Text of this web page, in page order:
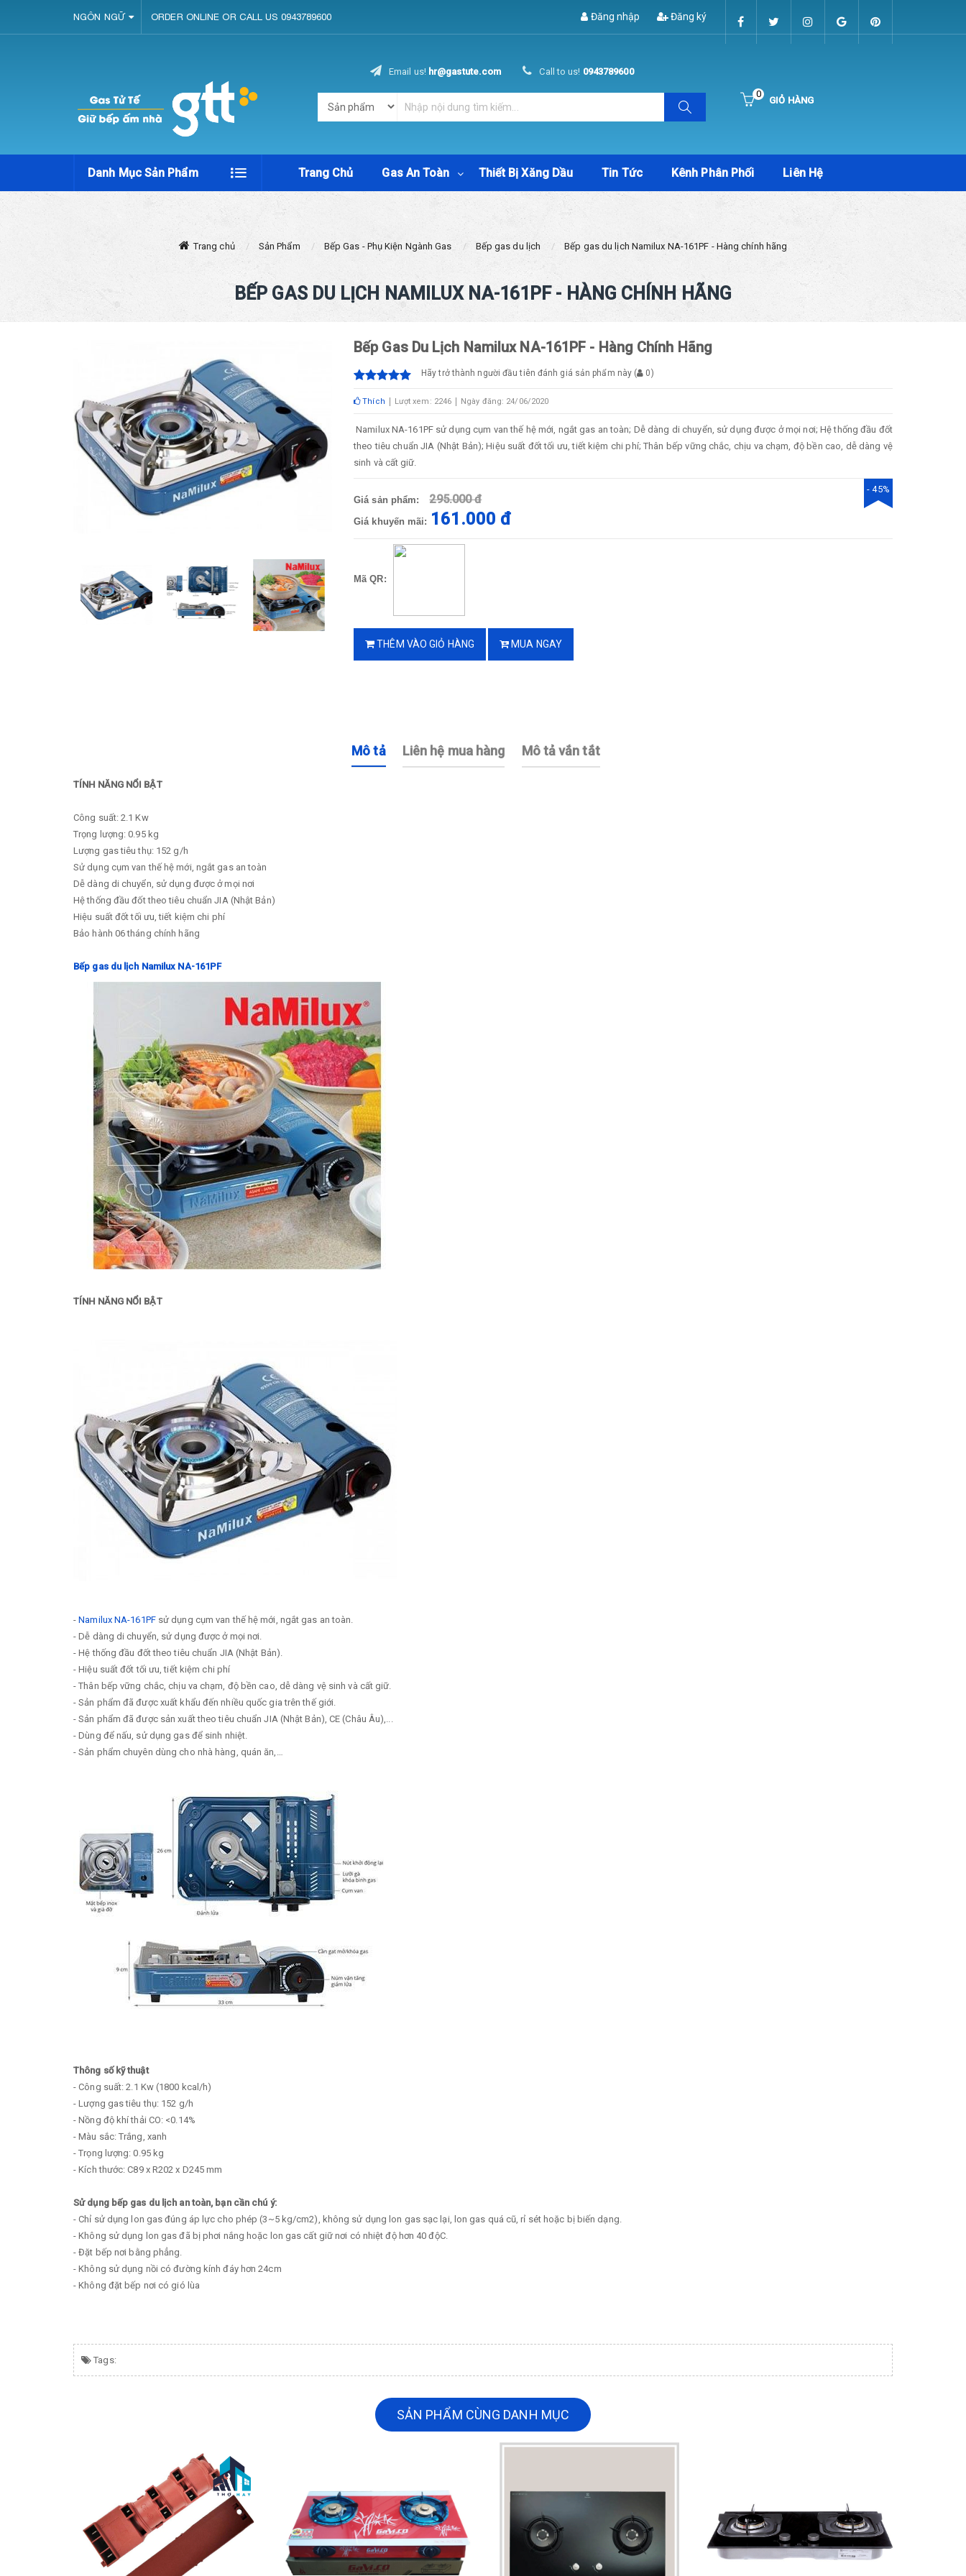
NGÔN NGỮ ORDER ONLINE OR CALL US 0943789600 Đăng nhập Đăng ký
Email us! hr@gastute.com Call to us! 0943789600
GIỎ HÀNG
0
Danh Mục Sản Phẩm Trang Chủ Gas An Toàn Thiết Bị Xăng Dầu Tin Tức Kênh Phân Phối Liên Hệ
Trang chủ Sản Phẩm Bếp Gas - Phụ Kiện Ngành Gas Bếp gas du lịch Bếp gas du lịch Namilux NA-161PF - Hàng chính hãng
BẾP GAS DU LỊCH NAMILUX NA-161PF - HÀNG CHÍNH HÃNG
Bếp Gas Du Lịch Namilux NA-161PF - Hàng Chính Hãng
Hãy trở thành người đầu tiên đánh giá sản phẩm này ( 0)
Thích Lượt xem: 2246 Ngày đăng: 24/06/2020
Namilux NA-161PF sử dụng cụm van thế hệ mới, ngắt gas an toàn; Dễ dàng di chuyển, sử dụng được ở mọi nơi; Hệ thống đầu đốt
theo tiêu chuẩn JIA (Nhật Bản); Hiệu suất đốt tối ưu, tiết kiệm chi phí; Thân bếp vững chắc, chịu va chạm, độ bền cao, dễ dàng vệ
sinh và cất giữ.
Giá sản phẩm: 295.000 đ
Giá khuyến mãi: 161.000 đ
- 45%
Mã QR:
THÊM VÀO GIỎ HÀNG MUA NGAY
Mô tả Liên hệ mua hàng Mô tả vắn tắt
TÍNH NĂNG NỔI BẬT
Công suất: 2.1 Kw
Trọng lượng: 0.95 kg
Lượng gas tiêu thụ: 152 g/h
Sử dụng cụm van thế hệ mới, ngắt gas an toàn
Dễ dàng di chuyển, sử dụng được ở mọi nơi
Hệ thống đầu đốt theo tiêu chuẩn JIA (Nhật Bản)
Hiệu suất đốt tối ưu, tiết kiệm chi phí
Bảo hành 06 tháng chính hãng
Bếp gas du lịch Namilux NA-161PF
TÍNH NĂNG NỔI BẬT
-Namilux NA-161PFsử dụng cụm van thế hệ mới, ngắt gas an toàn.
- Dễ dàng di chuyển, sử dụng được ở mọi nơi.
- Hệ thống đầu đốt theo tiêu chuẩn JIA (Nhật Bản).
- Hiệu suất đốt tối ưu, tiết kiệm chi phí
- Thân bếp vững chắc, chịu va chạm, độ bền cao, dễ dàng vệ sinh và cất giữ.
- Sản phẩm đã được xuất khẩu đến nhiều quốc gia trên thế giới.
- Sản phẩm đã được sản xuất theo tiêu chuẩn JIA (Nhật Bản), CE (Châu Âu),...
- Dùng để nấu, sử dụng gas để sinh nhiệt.
- Sản phẩm chuyên dùng cho nhà hàng, quán ăn,…
Thông số kỹ thuật
- Công suất: 2.1 Kw (1800 kcal/h)
- Lượng gas tiêu thụ: 152 g/h
- Nồng độ khí thải CO: <0.14%
- Màu sắc: Trắng, xanh
- Trọng lượng: 0.95 kg
- Kích thước: C89 x R202 x D245 mm
Sử dụng bếp gas du lịch an toàn, bạn cần chú ý:
- Chỉ sử dụng lon gas đúng áp lực cho phép (3~5 kg/cm2), không sử dụng lon gas sạc lại, lon gas quá cũ, rỉ sét hoặc bị biến dạng.
- Không sử dụng lon gas đã bị phơi nắng hoặc lon gas cất giữ nơi có nhiệt độ hơn 40 độC.
- Đặt bếp nơi bằng phẳng.
- Không sử dụng nồi có đường kính đáy hơn 24cm
- Không đặt bếp nơi có gió lùa
Tags:
SẢN PHẨM CÙNG DANH MỤC